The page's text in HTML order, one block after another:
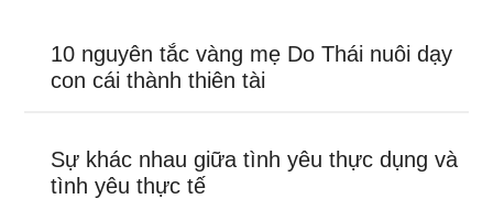
10 nguyên tắc vàng mẹ Do Thái nuôi dạy
con cái thành thiên tài
Sự khác nhau giữa tình yêu thực dụng và
tình yêu thực tế